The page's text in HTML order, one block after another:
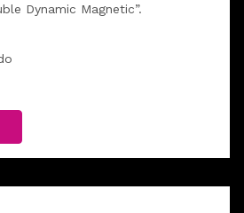
Dynamic Magnetic”.